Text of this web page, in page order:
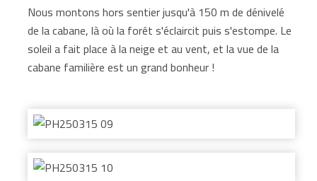
Nous montons hors sentier jusqu'à 150 m de dénivelé
de la cabane, là où la forêt s'éclaircit puis s'estompe. Le
soleil a fait place à la neige et au vent, et la vue de la
cabane familière est un grand bonheur !